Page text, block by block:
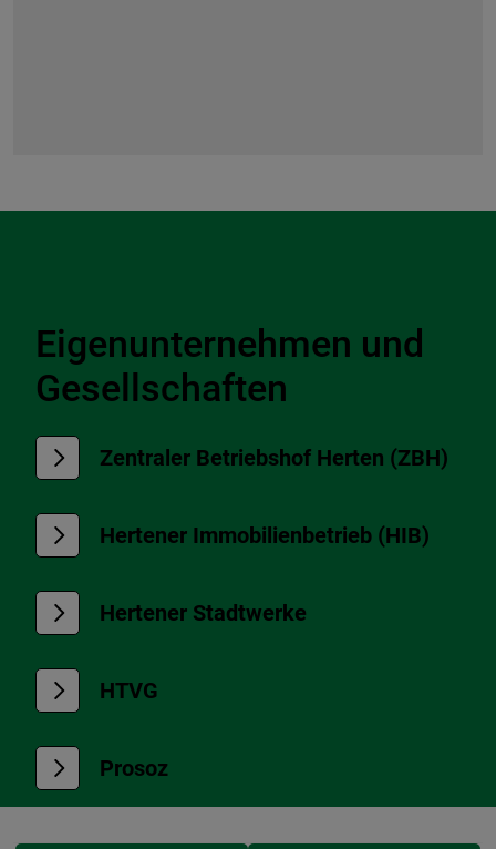
Eigenunternehmen und
Gesellschaften
Zentraler Betriebshof Herten (ZBH)
Hertener Immobilienbetrieb (HIB)
Hertener Stadtwerke
HTVG
Prosoz